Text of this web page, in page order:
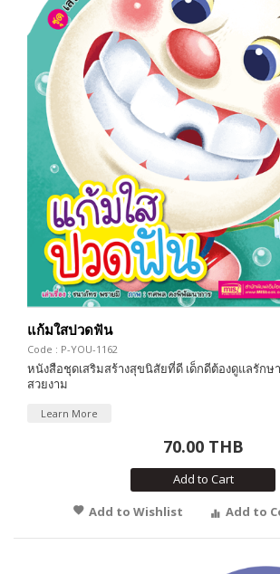
แก้มใสปวดฟัน
Code : P-YOU-1162
หนังสือชุดเสริมสร้างสุขนิสัยที่ดี เด็กดีต้องดูแลรักษ
สวยงาม
Learn More
70.00 THB
Add to Cart
Add to Wishlist
Add to